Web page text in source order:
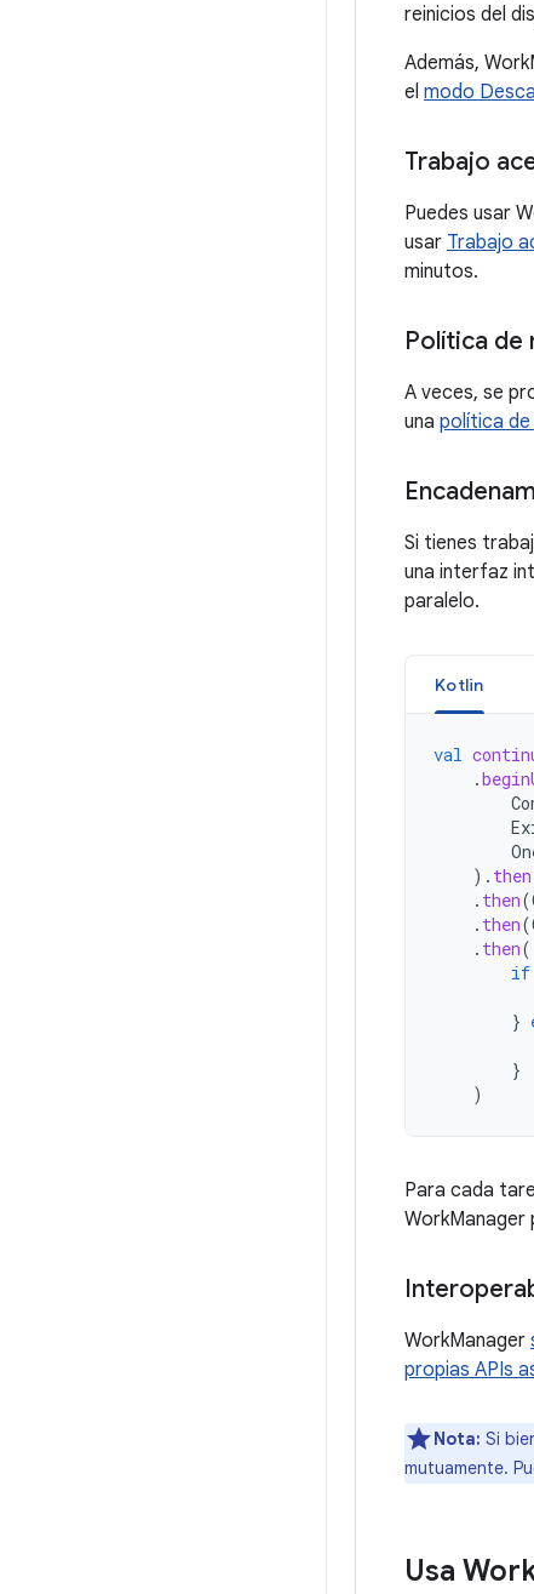
reinicios del
Además,
el modo
Trabajo
Puedes usar
usar Trabajo
minutos.
Política de
A veces, se
una política de
Si tienes
una interfaz
paralelo.
Kotlin
val
.
). then
. then(
. then(
. then(
if
}
}
)
Para cada
WorkManager
propias APIs
Nota: Si
mutuamente.
Usa